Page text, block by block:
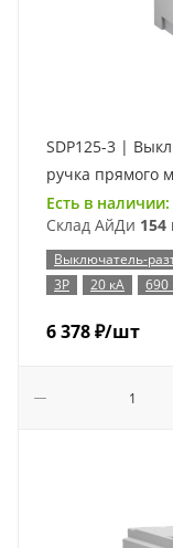
SDP125-3 |
ручка прямого
Есть в наличии:
Склад АйДи
Выключатель-
3P
20 кА 690
6 378₽/шт